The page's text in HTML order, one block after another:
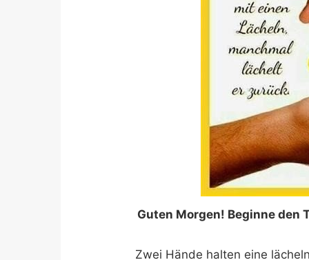
Guten Morgen! Beginne den
Zwei Hände halten eine